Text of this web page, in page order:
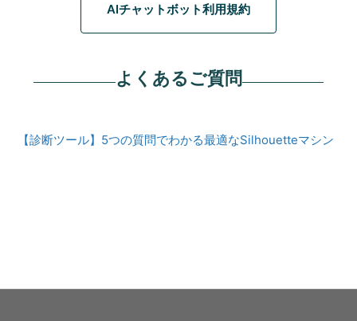
AIチャットボット利用規約
よくあるご質問
【診断ツール】5つの質問でわかる最適なSilhouetteマシン